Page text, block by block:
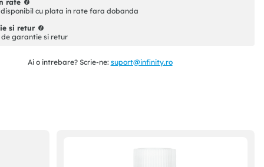
rate
cu plata in rate fara dobanda
si retur
garantie si retur
Ai o intrebare? Scrie-ne: suport@infinity.ro